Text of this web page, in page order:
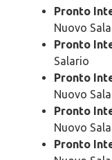
Pronto
Nuovo
Pronto
Salario
Pronto
Nuovo
Pronto
Nuovo
Pronto